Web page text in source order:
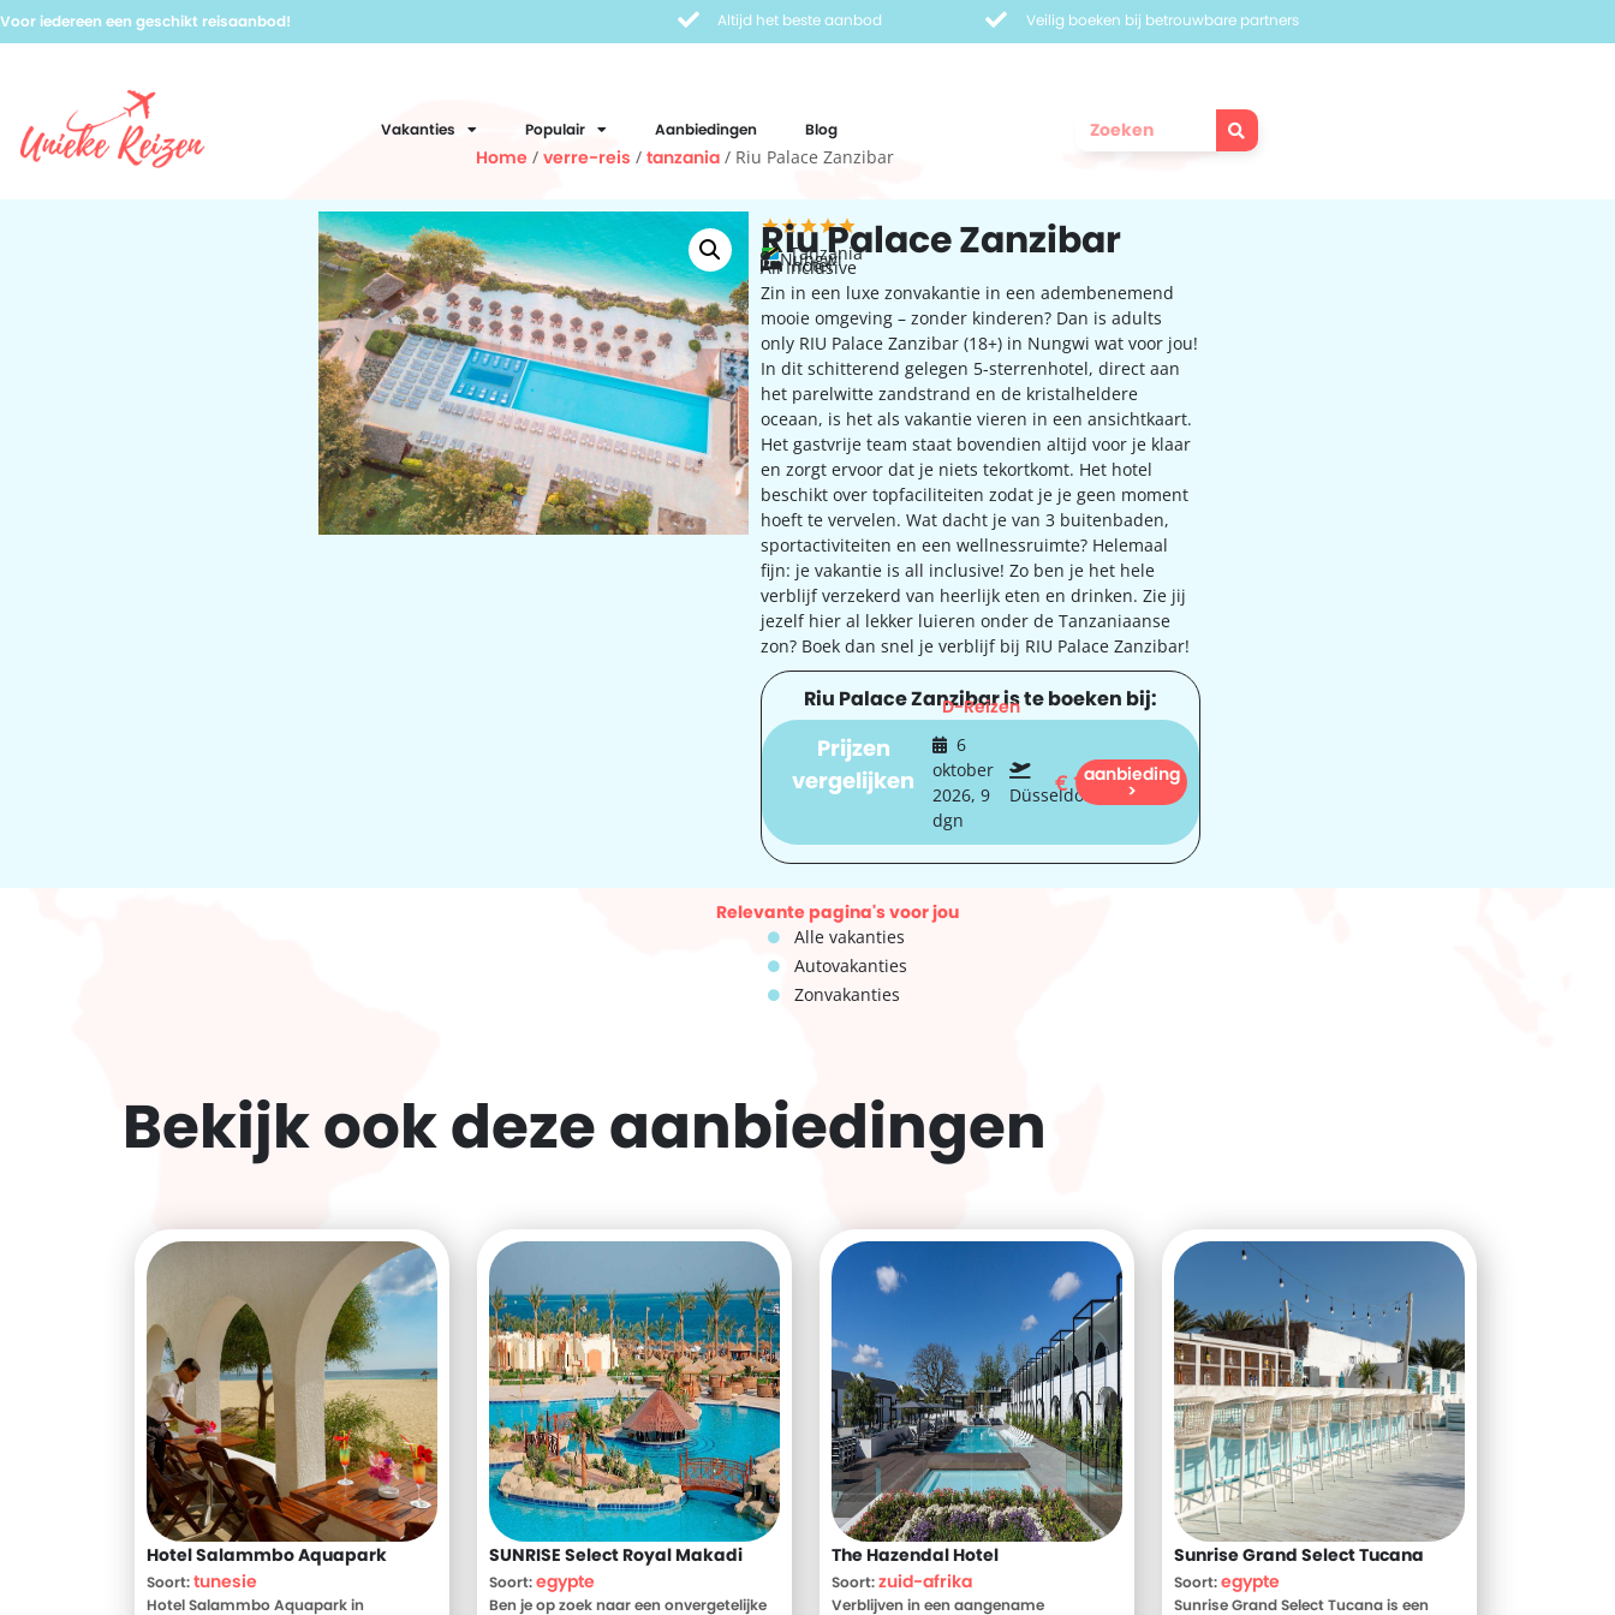
Voor iedereen een geschikt reisaanbod! Altijd het beste aanbod Veilig boeken bij betrouwbare partners
Vakanties Populair Aanbiedingen Blog
Home / verre-reis / tanzania / Riu Palace Zanzibar
Riu Palace Zanzibar
Tanzania
Nungwi
hotel
All Inclusive
Zin in een luxe zonvakantie in een adembenemend
mooie omgeving – zonder kinderen? Dan is adults
only RIU Palace Zanzibar (18+) in Nungwi wat voor jou!
In dit schitterend gelegen 5-sterrenhotel, direct aan
het parelwitte zandstrand en de kristalheldere
oceaan, is het als vakantie vieren in een ansichtkaart.
Het gastvrije team staat bovendien altijd voor je klaar
en zorgt ervoor dat je niets tekortkomt. Het hotel
beschikt over topfaciliteiten zodat je je geen moment
hoeft te vervelen. Wat dacht je van 3 buitenbaden,
sportactiviteiten en een wellnessruimte? Helemaal
fijn: je vakantie is all inclusive! Zo ben je het hele
verblijf verzekerd van heerlijk eten en drinken. Zie jij
jezelf hier al lekker luieren onder de Tanzaniaanse
zon? Boek dan snel je verblijf bij RIU Palace Zanzibar!
Riu Palace Zanzibar is te boeken bij:
D-Reizen
Prijzen
vergelijken
6
oktober
2026, 9
dgn
Düsseldorf
€1.734
aanbieding
>
Relevante pagina's voor jou
Alle vakanties
Autovakanties
Zonvakanties
Bekijk ook dezeaanbiedingen
Hotel Salammbo Aquapark
Soort:tunesie
Hotel Salammbo Aquapark in
SUNRISE Select Royal Makadi
Soort:egypte
Ben je op zoek naar een onvergetelijke
The Hazendal Hotel
Soort:zuid-afrika
Verblijven in een aangename
Sunrise Grand Select Tucana
Soort:egypte
Sunrise Grand Select Tucana is een